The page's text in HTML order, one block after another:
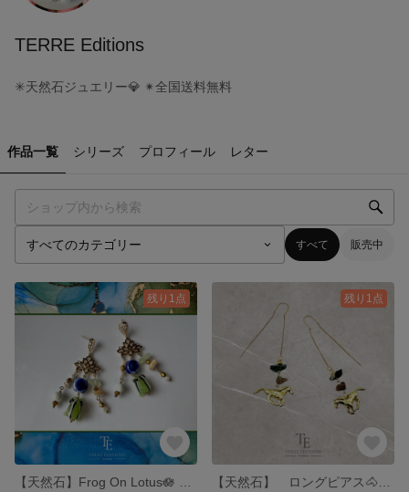
TERRE Editions
✳︎天然石ジュエリー💎 ✴︎全国送料無料
作品一覧 シリーズ プロフィール レター
すべて 販売中
残り1点 残り1点